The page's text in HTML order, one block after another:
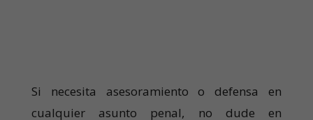
Si necesita asesoramiento o defensa en
cualquier asunto penal, no dude en